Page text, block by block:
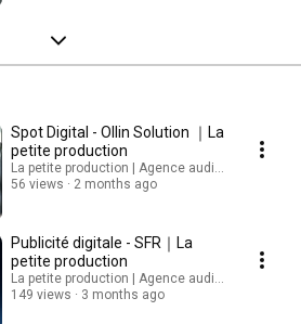
Spot Digital - Ollin Solution ｜La
petite production
La petite production | Agence audiovisuelle
56 views
2 months ago
Publicité digitale - SFR｜La
petite production
La petite production | Agence audiovisuelle
149 views
3 months ago